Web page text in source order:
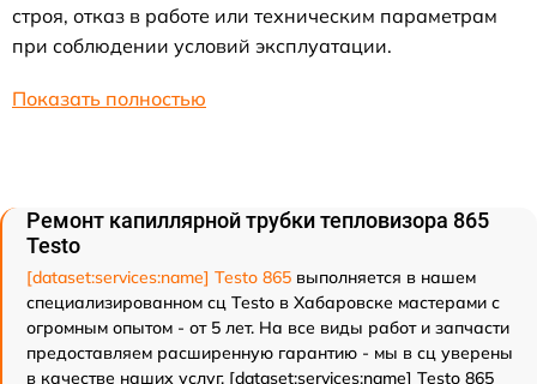
строя, отказ в работе или техническим параметрам
при соблюдении условий эксплуатации.
Показать полностью
Ремонт капиллярной трубки тепловизора 865
Testo
[dataset:services:name] Testo 865 выполняется в нашем
специализированном сц Testo в Хабаровске мастерами с
огромным опытом - от 5 лет. На все виды работ и запчасти
предоставляем расширенную гарантию - мы в сц уверены
в качестве наших услуг. [dataset:services:name] Testo 865